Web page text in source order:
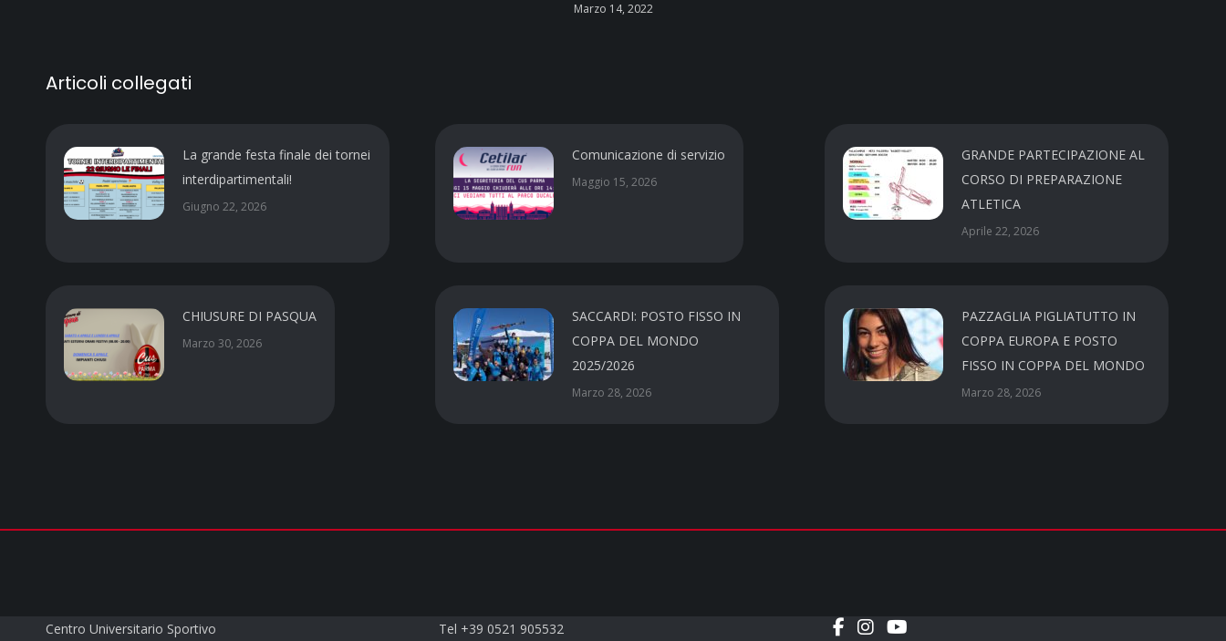
Marzo 14, 2022
Articoli collegati
La grande festa finale dei tornei
interdipartimentali!
Giugno 22, 2026
Comunicazione di servizio
Maggio 15, 2026
GRANDE PARTECIPAZIONE AL
CORSO DI PREPARAZIONE
ATLETICA
Aprile 22, 2026
CHIUSURE DI PASQUA
Marzo 30, 2026
SACCARDI: POSTO FISSO IN
COPPA DEL MONDO
2025/2026
Marzo 28, 2026
PAZZAGLIA PIGLIATUTTO IN
COPPA EUROPA E POSTO
FISSO IN COPPA DEL MONDO
Marzo 28, 2026
Centro Universitario Sportivo Tel +39 0521 905532